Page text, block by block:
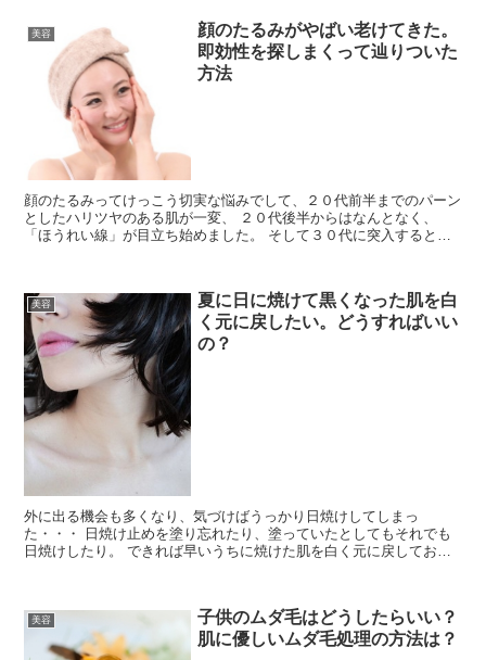
美容
顔のたるみがやばい老けてきた。
即効性を探しまくって辿りついた
方法
顔のたるみってけっこう切実な悩みでして、２０代前半までのパーン
としたハリツヤのある肌が一変、 ２０代後半からはなんとなく、
「ほうれい線」が目立ち始めました。 そして３０代に突入すると、
美容
夏に日に焼けて黒くなった肌を白
く元に戻したい。どうすればいい
の？
外に出る機会も多くなり、気づけばうっかり日焼けしてしまっ
た・・・ 日焼け止めを塗り忘れたり、塗っていたとしてもそれでも
日焼けしたり。 できれば早いうちに焼けた肌を白く元に戻しておき
美容
子供のムダ毛はどうしたらいい？
肌に優しいムダ毛処理の方法は？